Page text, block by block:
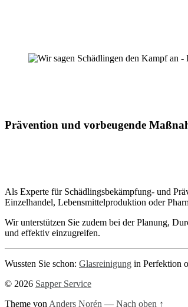
Prävention und vorbeugende
Als Experte für Schädlingsbekämpfung- und
Einzelhandel, Lebensmittelproduktion oder
Wir unterstützen Sie zudem bei der Planung,
und effektiv einzugreifen.
Wussten Sie schon: Glasreinigung in Perfektion
© 2026 Sapper Service
Theme von Anders Norén — Nach oben ↑